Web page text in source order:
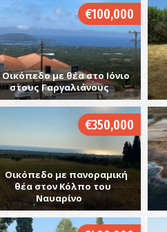
€100,000
Οικόπεδο με θέα στο Ιόνιο
στους Γαργαλιάνους
€350,000
Οικόπεδο με πανοραμική
θέα στον Κόλπο του
Ναυαρίνο